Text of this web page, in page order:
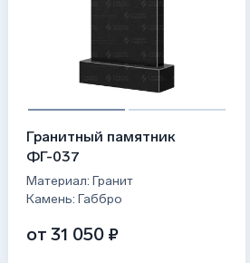
Гранитный памятник
ФГ-037
Материал: Гранит
Камень: Габбро
от 31 050 ₽